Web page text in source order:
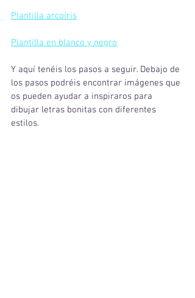
Plantilla arcoíris
Plantilla en blanco y negro
Y aquí tenéis los pasos a seguir. Debajo de
los pasos podréis encontrar imágenes que
os pueden ayudar a inspiraros para
dibujar letras bonitas con diferentes
estilos.